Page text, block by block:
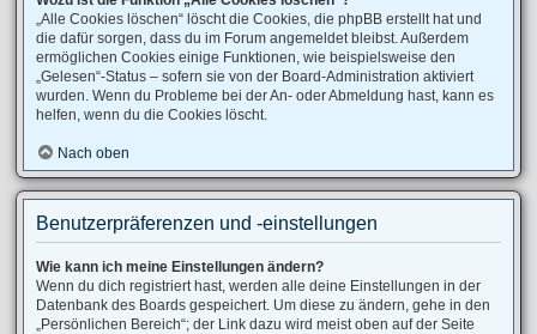
„Alle Cookies löschen“ löscht die Cookies, die phpBB erstellt hat und
die dafür sorgen, dass du im Forum angemeldet bleibst. Außerdem
ermöglichen Cookies einige Funktionen, wie beispielsweise den
„Gelesen“-Status – sofern sie von der Board-Administration aktiviert
wurden. Wenn du Probleme bei der An- oder Abmeldung hast, kann es
helfen, wenn du die Cookies löscht.
Nach oben
Benutzerpräferenzen und -einstellungen
Wie kann ich meine Einstellungen ändern?
Wenn du dich registriert hast, werden alle deine Einstellungen in der
Datenbank des Boards gespeichert. Um diese zu ändern, gehe in den
„Persönlichen Bereich“; der Link dazu wird meist oben auf der Seite